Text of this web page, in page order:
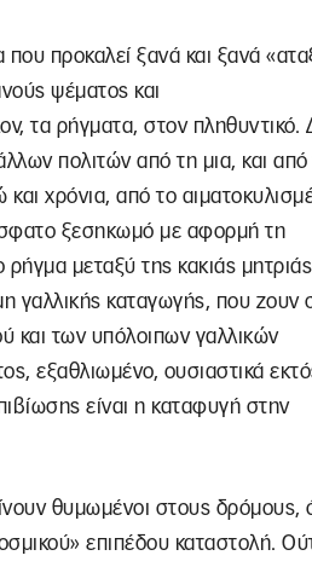
προκαλεί ξανά και ξανά
ψέματος και
τα ρήγματα, στον πληθυντικό.
πολιτών από τη μια, και από
χρόνια, από το
ξεσηκωμό με αφορμή τη
μεταξύ της κακιάς μητριάς
γαλλικής καταγωγής, που ζουν
και των υπόλοιπων γαλλικών
εξαθλιωμένο, ουσιαστικά
είναι η καταφυγή στην
θυμωμένοι στους δρόμους,
επιπέδου καταστολή.